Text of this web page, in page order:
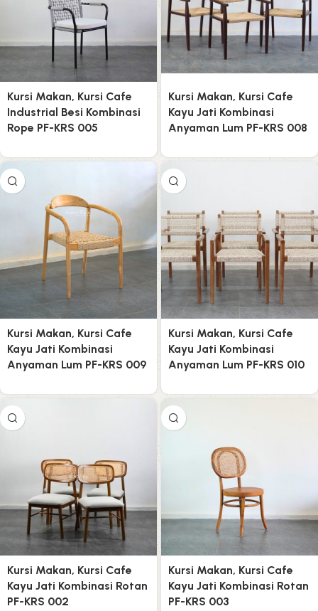
Kursi Makan, Kursi Cafe
Industrial Besi Kombinasi
Rope PF-KRS 005
Kursi Makan, Kursi Cafe
Kayu Jati Kombinasi
Anyaman Lum PF-KRS 008
Kursi Makan, Kursi Cafe
Kayu Jati Kombinasi
Anyaman Lum PF-KRS 009
Kursi Makan, Kursi Cafe
Kayu Jati Kombinasi
Anyaman Lum PF-KRS 010
Kursi Makan, Kursi Cafe
Kayu Jati Kombinasi Rotan
PF-KRS 002
Kursi Makan, Kursi Cafe
Kayu Jati Kombinasi Rotan
PF-KRS 003